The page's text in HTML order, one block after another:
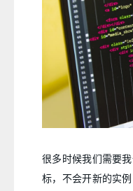
很多时候我们需要
标，不会开新的实